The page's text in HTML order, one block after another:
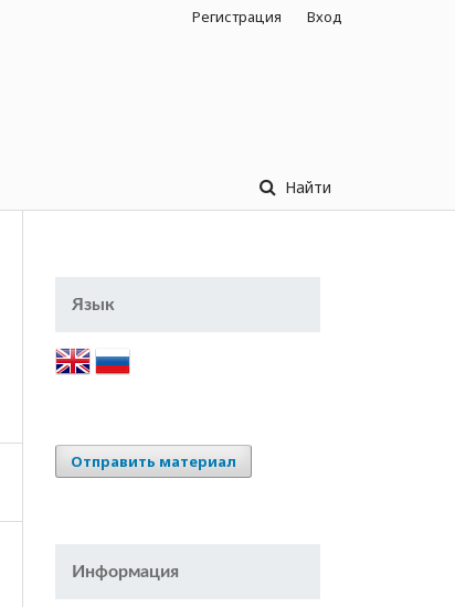
Найти
Регистрация Вход
Язык
Отправить материал
Информация